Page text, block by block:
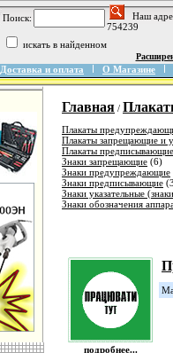
Поиск:
Наш
754239
искать в найденном
Доставка и оплата О Магазине
Главная /
Плакаты
Плакаты запрещающие и
Плакаты предписывающие
Знаки запрещающие (6)
Знаки предупреждающие
Знаки предписывающие
Знаки указательные
Знаки обозначения
подробнее...